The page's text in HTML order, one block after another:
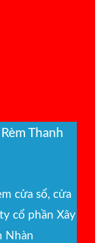
Thanh
cửa sổ, cửa
cổ phần Xây
Nhàn